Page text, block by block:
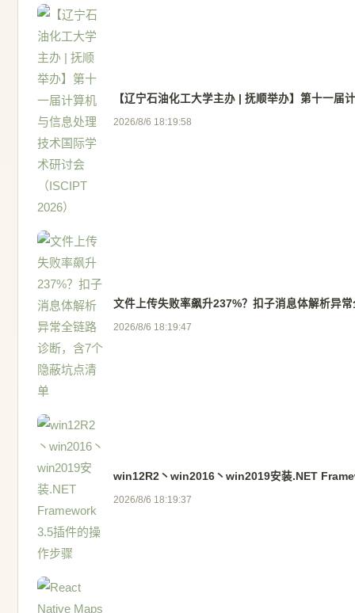
【辽宁石油化工大学主办 | 抚顺举办】第十一
2026/8/6 18:19:58
文件上传失败率飙升237%？扣子消息体解析异
2026/8/6 18:19:47
win12R2丶win2016丶win2019安装.NET
2026/8/6 18:19:37